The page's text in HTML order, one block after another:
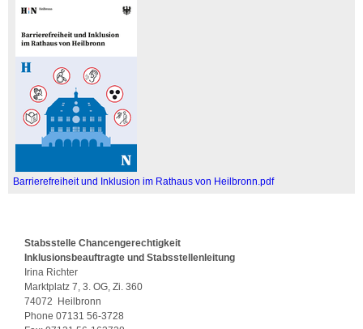
Barrierefreiheit und Inklusion im Rathaus von Heilbronn.pdf
Stabsstelle Chancengerechtigkeit
Inklusionsbeauftragte und Stabsstellenleitung
Irina Richter
Marktplatz 7, 3. OG, Zi. 360
74072
Heilbronn
Phone 07131 56-3728